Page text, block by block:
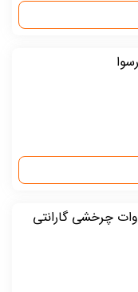
لوگو پروژکتور 320 وات چرخشی گارانتی